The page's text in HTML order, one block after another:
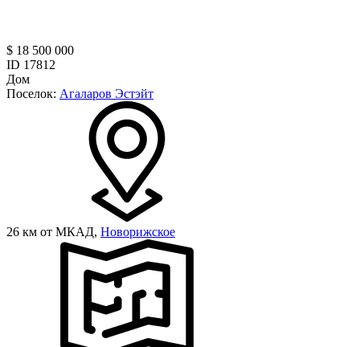
$ 18 500 000
ID 17812
Дом
Поселок: Агаларов Эстэйт
26 км от МКАД, Новорижское